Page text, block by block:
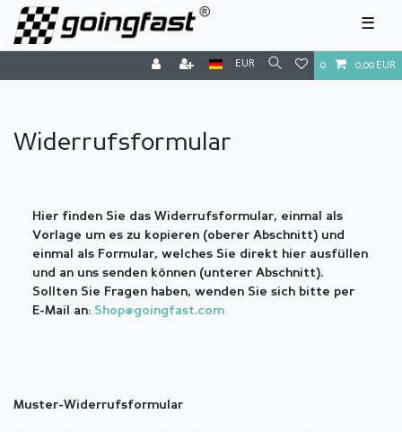
☰
EUR 0 0,00 EUR
Widerrufs­formular
Hier finden Sie das Widerrufsformular, einmal als
Vorlage um es zu kopieren (oberer Abschnitt) und
einmal als Formular, welches Sie direkt hier ausfüllen
und an uns senden können (unterer Abschnitt).
Sollten Sie Fragen haben, wenden Sie sich bitte per
E-Mail an: Shop@goingfast.com
Muster-Widerrufsformular